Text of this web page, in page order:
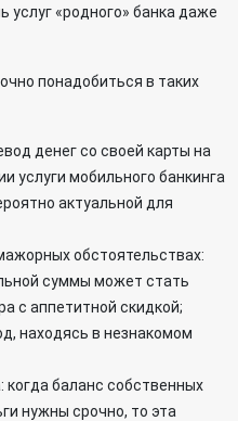
услуг «родного» банка даже
понадобиться в таких
денег со своей карты на
услуги мобильного банкинга
актуальной для
обстоятельствах:
суммы может стать
с аппетитной скидкой;
находясь в незнакомом
баланс собственных
нужны срочно, то эта